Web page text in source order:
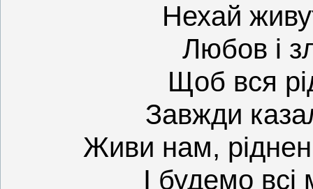
Нехай
Любов і
Щоб вся
Завжди
Живи нам,
І будемо всі